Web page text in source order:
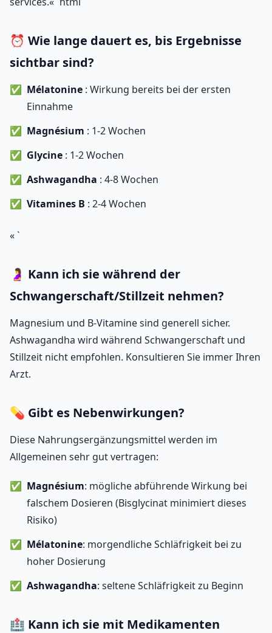
⏰ Wie lange dauert es, bis Ergebnisse
sichtbar sind?
Mélatonine : Wirkung bereits bei der ersten
Einnahme
Magnésium : 1-2 Wochen
Glycine : 1-2 Wochen
Ashwagandha : 4-8 Wochen
Vitamines B : 2-4 Wochen
« `
🤰 Kann ich sie während der
Schwangerschaft/Stillzeit nehmen?
Magnesium und B-Vitamine sind generell sicher.
Ashwagandha wird während Schwangerschaft und
Stillzeit nicht empfohlen. Konsultieren Sie immer Ihren
Arzt.
💊 Gibt es Nebenwirkungen?
Diese Nahrungsergänzungsmittel werden im
Allgemeinen sehr gut vertragen:
Magnésium: mögliche abführende Wirkung bei
falschem Dosieren (Bisglycinat minimiert dieses
Risiko)
Mélatonine: morgendliche Schläfrigkeit bei zu
hoher Dosierung
Ashwagandha: seltene Schläfrigkeit zu Beginn
🏥 Kann ich sie mit Medikamenten